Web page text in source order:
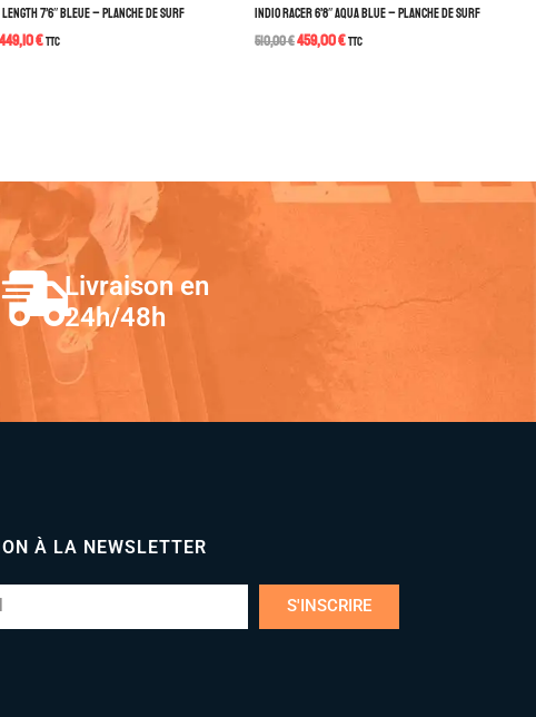
7’6″ BLEUE – PLANCHE DE SURF
449,10€TTC
INDIO RACER 6’8″ AQUA BLUE – PLANCHE DE SURF
510,00€459,00€TTC
Livraison en
24h/48h
À LA NEWSLETTER
S'INSCRIRE